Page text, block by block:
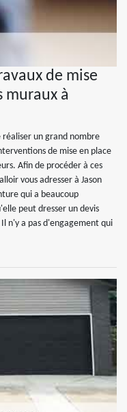
de mise
muraux à
réaliser un grand nombre
de mise en place
Afin de procéder à ces
vous adresser à Jason
qui a beaucoup
peut dresser un devis
n'y a pas d'engagement qui